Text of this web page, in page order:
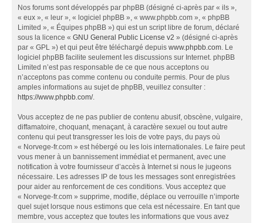
Nos forums sont développés par phpBB (désigné ci-après par « ils »,
« eux », « leur », « logiciel phpBB », « www.phpbb.com », « phpBB
Limited », « Équipes phpBB ») qui est un script libre de forum, déclaré
sous la licence « GNU General Public License v2 » (désigné ci-après
par « GPL ») et qui peut être téléchargé depuis www.phpbb.com. Le
logiciel phpBB facilite seulement les discussions sur Internet. phpBB
Limited n’est pas responsable de ce que nous acceptons ou
n’acceptons pas comme contenu ou conduite permis. Pour de plus
amples informations au sujet de phpBB, veuillez consulter :
https://www.phpbb.com/.
Vous acceptez de ne pas publier de contenu abusif, obscène, vulgaire,
diffamatoire, choquant, menaçant, à caractère sexuel ou tout autre
contenu qui peut transgresser les lois de votre pays, du pays où
« Norvege-fr.com » est hébergé ou les lois internationales. Le faire peut
vous mener à un bannissement immédiat et permanent, avec une
notification à votre fournisseur d’accès à Internet si nous le jugeons
nécessaire. Les adresses IP de tous les messages sont enregistrées
pour aider au renforcement de ces conditions. Vous acceptez que
« Norvege-fr.com » supprime, modifie, déplace ou verrouille n’importe
quel sujet lorsque nous estimons que cela est nécessaire. En tant que
membre, vous acceptez que toutes les informations que vous avez